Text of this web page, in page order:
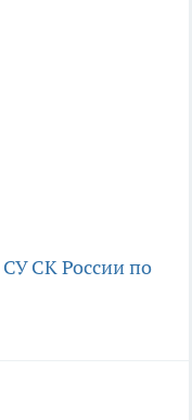
СУ СК России по